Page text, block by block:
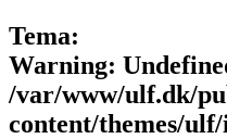
Tema:
Warning:
/var/www/ulf.dk/
content/themes/